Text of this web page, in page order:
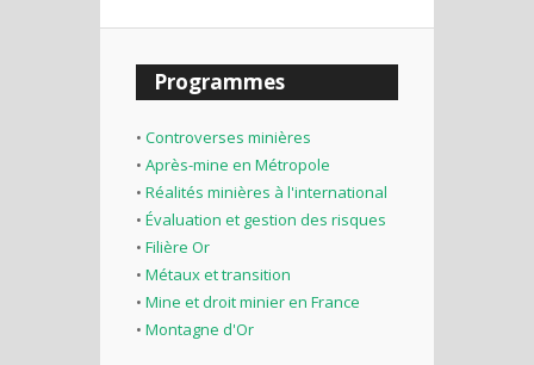
Programmes
• Controverses minières
• Après-mine en Métropole
• Réalités minières à l'international
• Évaluation et gestion des risques
• Filière Or
• Métaux et transition
• Mine et droit minier en France
• Montagne d'Or